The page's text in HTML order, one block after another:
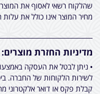
שהלקוח רשאי לאסוף את המוצר
מחיר המוצר אינו כולל את
מדיניות החזרת מוצרים:
• ניתן לבטל את העסקה
לשירות הלקוחות של החברה.
קבלת פקס או דואר